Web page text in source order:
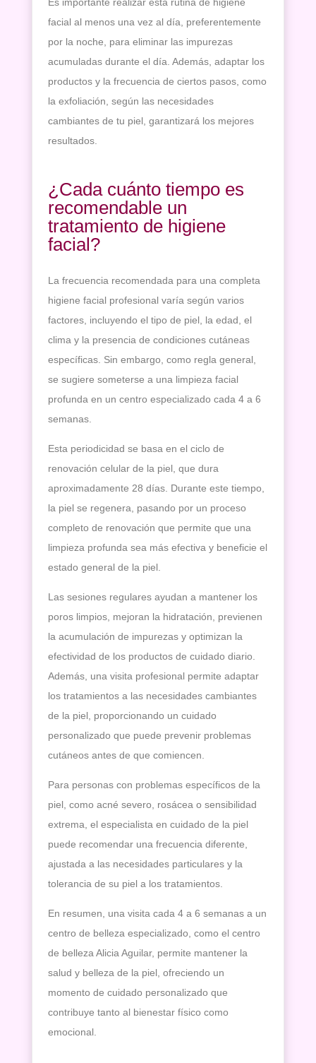
Manicura
yPedicura
Maquillajes
Masajes
Micropigmentación
Microblading
Peluquería
Tienda
facial al menos una vez al día, preferentemente
por la noche, para eliminar las impurezas
acumuladas durante el día. Además, adaptar los
productos y la frecuencia de ciertos pasos, como
la exfoliación, según las necesidades
cambiantes de tu piel, garantizará los mejores
resultados.
¿Cada cuánto tiempo es
recomendable un
tratamiento de higiene
facial?
La frecuencia recomendada para una completa
higiene facial profesional varía según varios
factores, incluyendo el tipo de piel, la edad, el
clima y la presencia de condiciones cutáneas
específicas. Sin embargo, como regla general,
se sugiere someterse a una limpieza facial
profunda en un centro especializado cada 4 a 6
semanas.
Esta periodicidad se basa en el ciclo de
renovación celular de la piel, que dura
aproximadamente 28 días. Durante este tiempo,
la piel se regenera, pasando por un proceso
completo de renovación que permite que una
limpieza profunda sea más efectiva y beneficie el
estado general de la piel.
Las sesiones regulares ayudan a mantener los
poros limpios, mejoran la hidratación, previenen
la acumulación de impurezas y optimizan la
efectividad de los productos de cuidado diario.
Además, una visita profesional permite adaptar
los tratamientos a las necesidades cambiantes
de la piel, proporcionando un cuidado
personalizado que puede prevenir problemas
cutáneos antes de que comiencen.
Para personas con problemas específicos de la
piel, como acné severo, rosácea o sensibilidad
extrema, el especialista en cuidado de la piel
puede recomendar una frecuencia diferente,
ajustada a las necesidades particulares y la
tolerancia de su piel a los tratamientos.
En resumen, una visita cada 4 a 6 semanas a un
centro de belleza especializado, como el centro
de belleza Alicia Aguilar, permite mantener la
salud y belleza de la piel, ofreciendo un
momento de cuidado personalizado que
contribuye tanto al bienestar físico como
emocional.